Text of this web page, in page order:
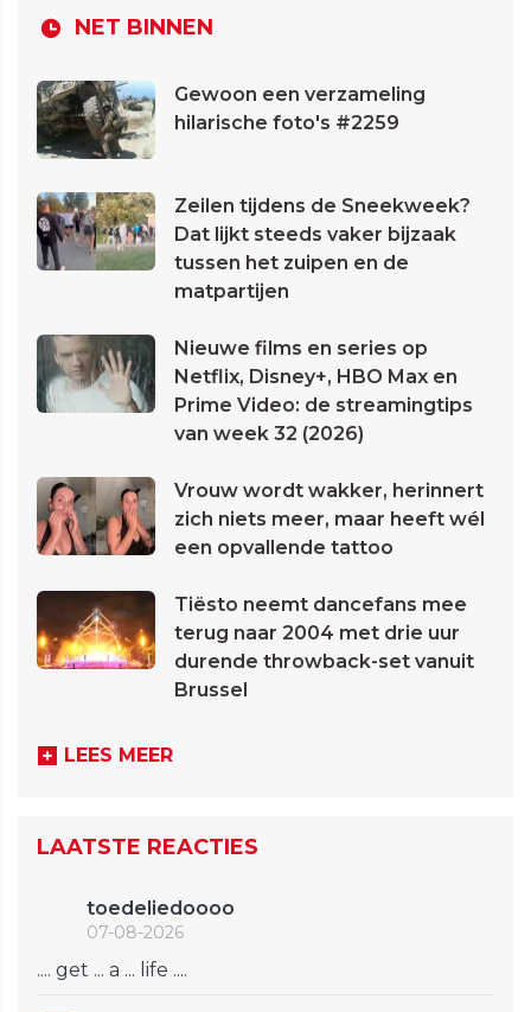
NET BINNEN
Gewoon een verzameling
hilarische foto's #2259
Zeilen tijdens de Sneekweek?
Dat lijkt steeds vaker bijzaak
tussen het zuipen en de
matpartijen
Nieuwe films en series op
Netflix, Disney+, HBO Max en
Prime Video: de streamingtips
van week 32 (2026)
Vrouw wordt wakker, herinnert
zich niets meer, maar heeft wél
een opvallende tattoo
Tiësto neemt dancefans mee
terug naar 2004 met drie uur
durende throwback-set vanuit
Brussel
LEES MEER
LAATSTE REACTIES
toedeliedoooo
07-08-2026
.... get ... a ... life ....